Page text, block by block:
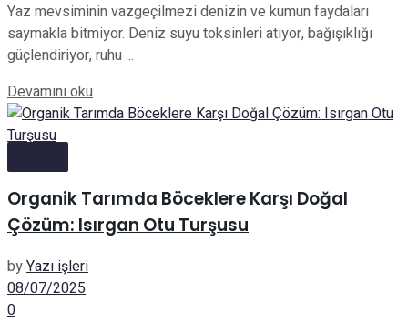
Yaz mevsiminin vazgeçilmezi denizin ve kumun faydaları
saymakla bitmiyor. Deniz suyu toksinleri atıyor, bağışıklığı
güçlendiriyor, ruhu ...
Devamını okuDetails
Organik Tarımda Böceklere Karşı Doğal
Çözüm: Isırgan Otu Turşusu
byYazı işleri
08/07/2025
0